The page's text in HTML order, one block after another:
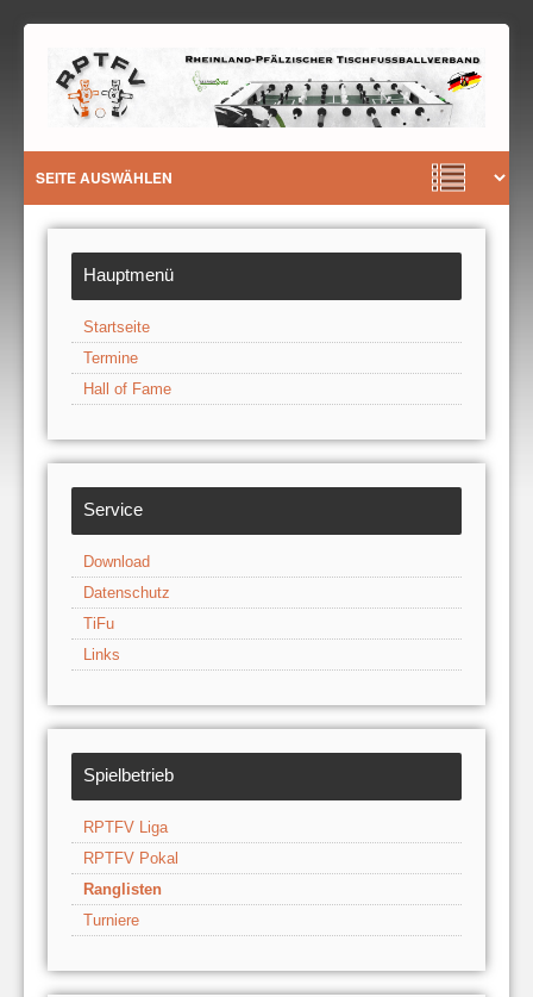
Hauptmenü
Startseite
Termine
Hall of Fame
Service
Download
Datenschutz
TiFu
Links
Spielbetrieb
RPTFV Liga
RPTFV Pokal
Ranglisten
Turniere